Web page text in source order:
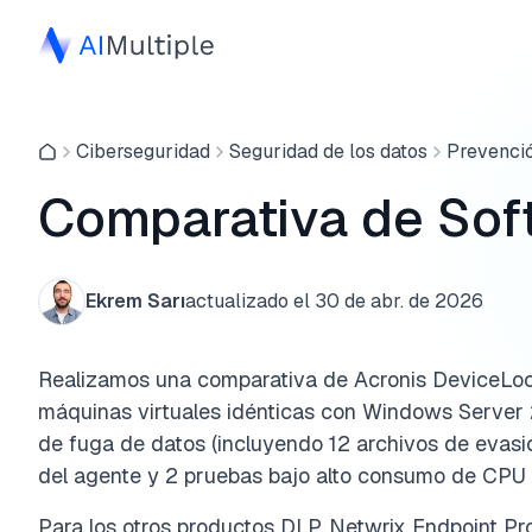
Ciberseguridad Seguridad de los datos
Comparativa de
Ekrem Sarıactualizado el 30 de abr. de 2026
Realizamos una comparativa de Acronis
máquinas virtuales idénticas con Windows
de fuga de datos (incluyendo 12 archivos de
del agente y 2 pruebas bajo alto consumo de CPU